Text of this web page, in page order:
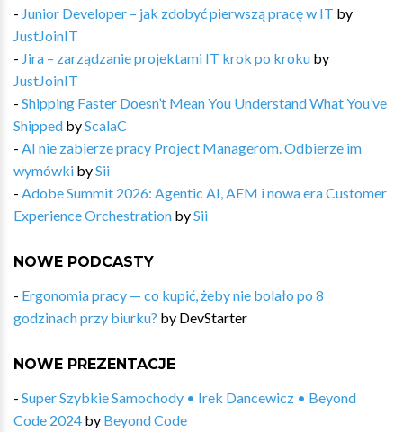
- Junior Developer – jak zdobyć pierwszą pracę w IT by
JustJoinIT
- Jira – zarządzanie projektami IT krok po kroku by
JustJoinIT
- Shipping Faster Doesn’t Mean You Understand What You’ve
Shipped byScalaC
- AI nie zabierze pracy Project Managerom. Odbierze im
wymówki bySii
- Adobe Summit 2026: Agentic AI, AEM i nowa era Customer
Experience Orchestration bySii
NOWE PODCASTY
- Ergonomia pracy — co kupić, żeby nie bolało po 8
godzinach przy biurku? by DevStarter
NOWE PREZENTACJE
- Super Szybkie Samochody • Irek Dancewicz • Beyond
Code 2024 by Beyond Code